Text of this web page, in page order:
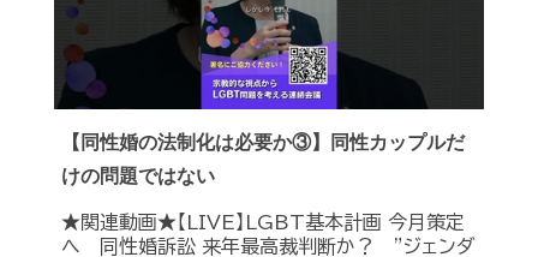
【同性婚の法制化は必要か③】同性カップルだ
けの問題ではない
★関連動画★【LIVE】LGBT基本計画 今月策定
へ 同性婚訴訟 来年最高裁判断か？ ”ジェンダ